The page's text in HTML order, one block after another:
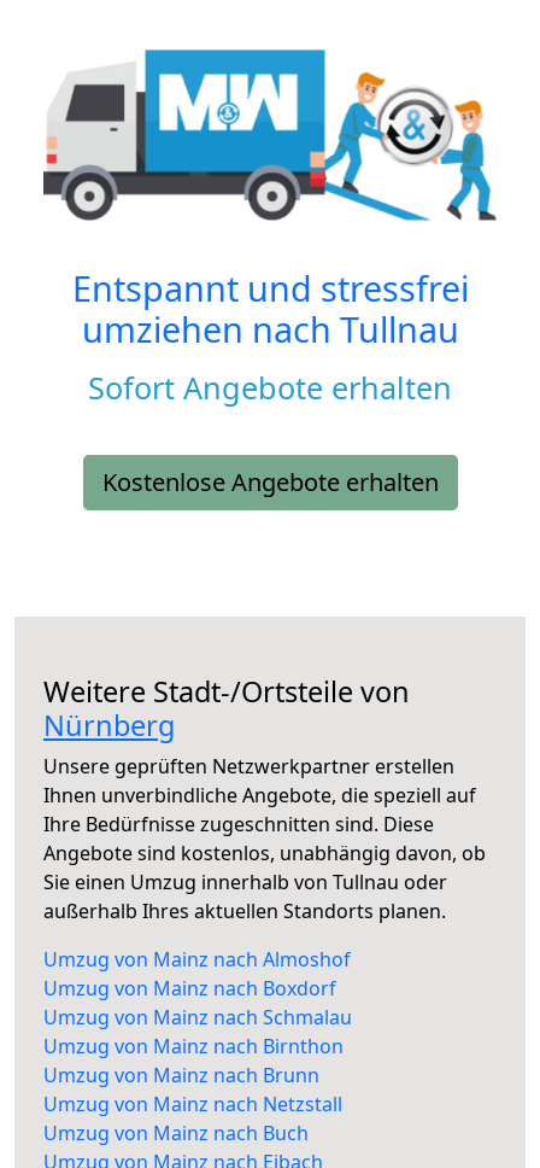
Entspannt und stressfrei
umziehen nach Tullnau
Sofort Angebote erhalten
Kostenlose Angebote erhalten
Weitere Stadt-/Ortsteile von
Nürnberg
Unsere geprüften Netzwerkpartner erstellen
Ihnen unverbindliche Angebote, die speziell auf
Ihre Bedürfnisse zugeschnitten sind. Diese
Angebote sind kostenlos, unabhängig davon, ob
Sie einen Umzug innerhalb von Tullnau oder
außerhalb Ihres aktuellen Standorts planen.
Umzug von Mainz nach Almoshof
Umzug von Mainz nach Boxdorf
Umzug von Mainz nach Schmalau
Umzug von Mainz nach Birnthon
Umzug von Mainz nach Brunn
Umzug von Mainz nach Netzstall
Umzug von Mainz nach Buch
Umzug von Mainz nach Eibach